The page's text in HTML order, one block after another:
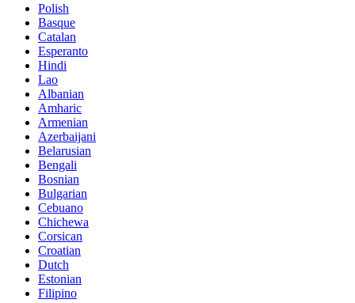
Polish
Basque
Catalan
Esperanto
Hindi
Lao
Albanian
Amharic
Armenian
Azerbaijani
Belarusian
Bengali
Bosnian
Bulgarian
Cebuano
Chichewa
Corsican
Croatian
Dutch
Estonian
Filipino